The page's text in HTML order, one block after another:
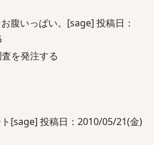
腹いっぱい。[sage] 投稿日：
を発注する
[sage] 投稿日：2010/05/21(金)